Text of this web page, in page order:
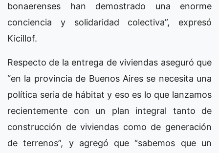
bonaerenses han demostrado una enorme
conciencia y solidaridad colectiva”, expresó
Kicillof.
Respecto de la entrega de viviendas aseguró que
“en la provincia de Buenos Aires se necesita una
política seria de hábitat y eso es lo que lanzamos
recientemente con un plan integral tanto de
construcción de viviendas como de generación
de terrenos”, y agregó que “sabemos que un